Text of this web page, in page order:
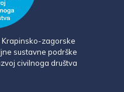
Krapinsko-zagorske
sustavne podrške
civilnoga društva